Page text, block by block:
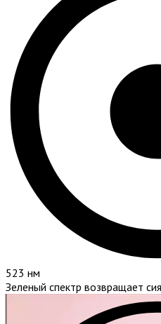
523 нм
Зеленый спектр возвращает